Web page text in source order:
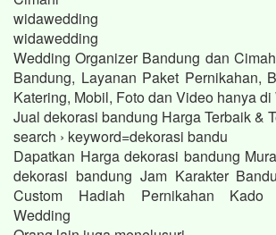
widawedding
widawedding
Wedding Organizer Bandung dan
Bandung, Layanan Paket Pernikahan,
Katering, Mobil, Foto dan Video hanya di
Jual dekorasi bandung Harga Terbaik &
search › keyword=dekorasi bandu
Dapatkan Harga dekorasi bandung
dekorasi bandung Jam Karakter
Custom Hadiah Pernikahan Kado
Wedding